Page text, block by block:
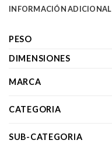
INFORMACIÓN ADICIONAL
PESO
DIMENSIONES
MARCA
CATEGORIA
SUB-CATEGORIA